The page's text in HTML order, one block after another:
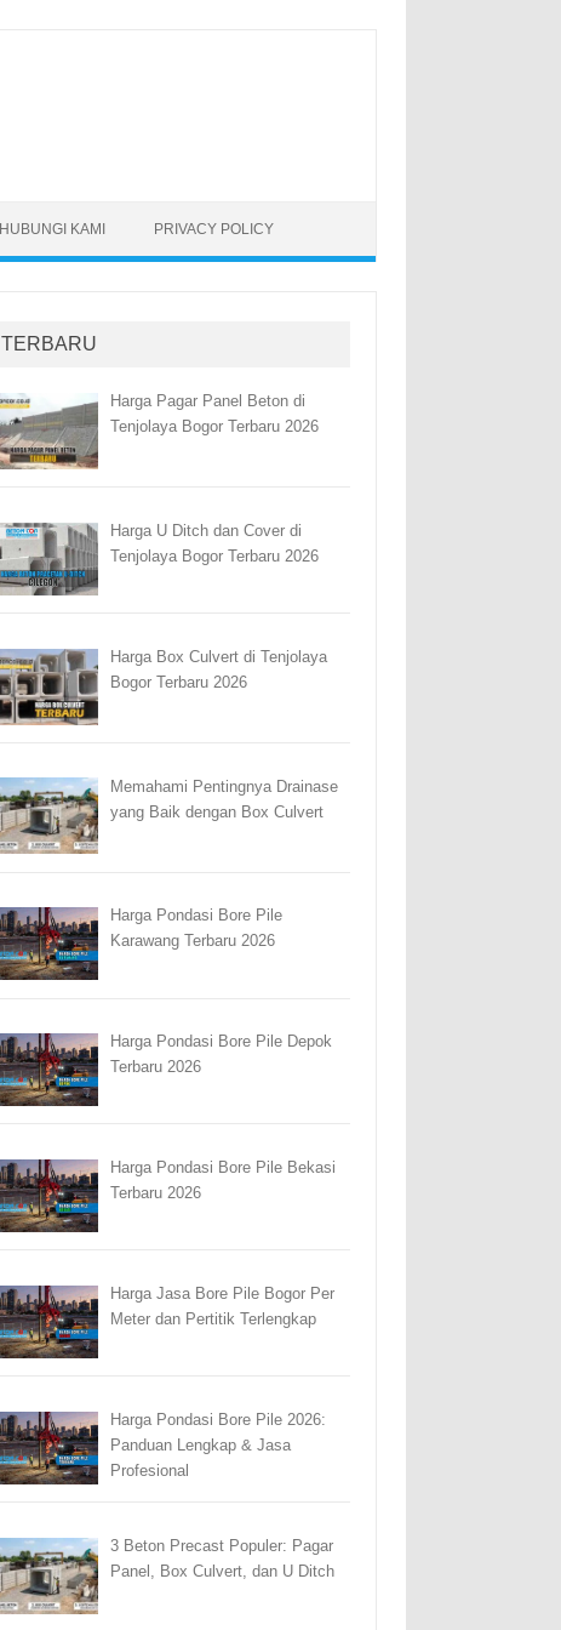
HUBUNGI KAMI PRIVACY POLICY
TERBARU
Harga Pagar Panel Beton di
Tenjolaya Bogor Terbaru 2026
Harga U Ditch dan Cover di
Tenjolaya Bogor Terbaru 2026
Harga Box Culvert di Tenjolaya
Bogor Terbaru 2026
Memahami Pentingnya Drainase
yang Baik dengan Box Culvert
Harga Pondasi Bore Pile
Karawang Terbaru 2026
Harga Pondasi Bore Pile Depok
Terbaru 2026
Harga Pondasi Bore Pile Bekasi
Terbaru 2026
Harga Jasa Bore Pile Bogor Per
Meter dan Pertitik Terlengkap
Harga Pondasi Bore Pile 2026:
Panduan Lengkap & Jasa
Profesional
3 Beton Precast Populer: Pagar
Panel, Box Culvert, dan U Ditch